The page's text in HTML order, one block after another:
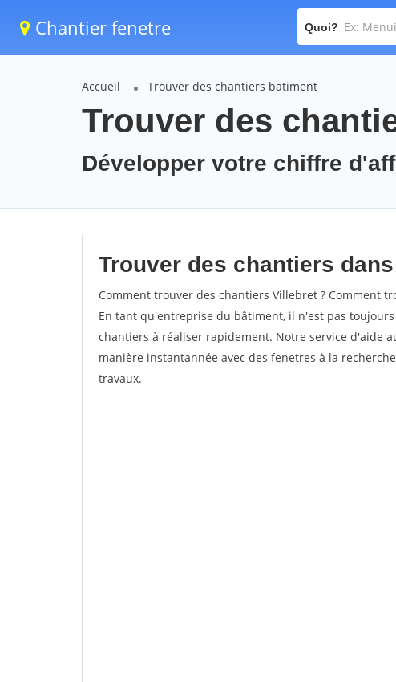
Chantier fenetre Quoi?
Accueil Trouver des chantiers batiment
Trouver des
Développer votre chiffre
Trouver des chantiers
Comment trouver des chantiers Villebret ? Comment
En tant qu'entreprise du bâtiment, il n'est pas
chantiers à réaliser rapidement. Notre service d'aide
manière instantannée avec des fenetres à la
travaux.